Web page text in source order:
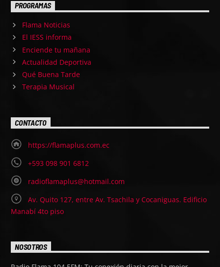
PROGRAMAS
Flama Noticias
El IESS informa
Enciende tu mañana
Actualidad Deportiva
Qué Buena Tarde
Terapia Musical
CONTACTO
https://flamaplus.com.ec
+593 098 901 6812
radioflamaplus@hotmail.com
Av. Quito 127, entre Av. Tsachila y Cocaniguas. Edificio
Manabí 4to piso
NOSOTROS